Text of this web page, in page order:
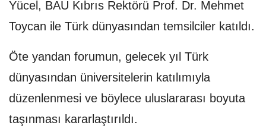
Yücel, BAU Kıbrıs Rektörü Prof. Dr. Mehmet
Toycan ile Türk dünyasından temsilciler katıldı.
Öte yandan forumun, gelecek yıl Türk
dünyasından üniversitelerin katılımıyla
düzenlenmesi ve böylece uluslararası boyuta
taşınması kararlaştırıldı.